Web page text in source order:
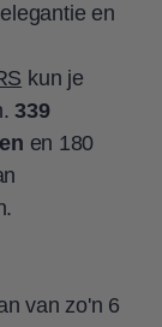
en
kun je
339
en 180
van zo'n 6